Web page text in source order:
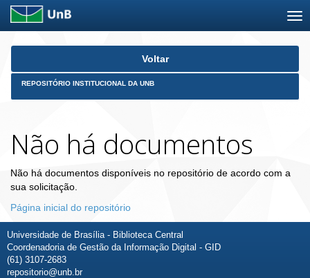
Skip
Voltar
REPOSITÓRIO INSTITUCIONAL DA UNB
Não há documentos
Não há documentos disponíveis no repositório de acordo com a
sua solicitação.
Página inicial do repositório
Universidade de Brasília - Biblioteca Central
Coordenadoria de Gestão da Informação Digital - GID
(61) 3107-2683
repositorio@unb.br